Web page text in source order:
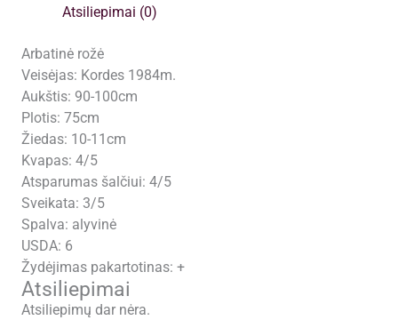
Atsiliepimai (0)
Arbatinė rožė
Veisėjas: Kordes 1984m.
Aukštis: 90-100cm
Plotis: 75cm
Žiedas: 10-11cm
Kvapas: 4/5
Atsparumas šalčiui: 4/5
Sveikata: 3/5
Spalva: alyvinė
USDA: 6
Žydėjimas pakartotinas: +
Atsiliepimai
Atsiliepimų dar nėra.